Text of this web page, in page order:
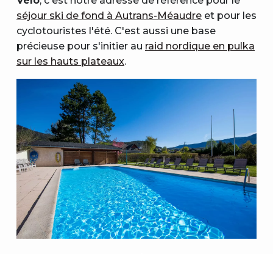
séjour ski de fond à Autrans-Méaudre et pour les
cyclotouristes l'été. C'est aussi une base
précieuse pour s'initier au raid nordique en pulka
sur les hauts plateaux.